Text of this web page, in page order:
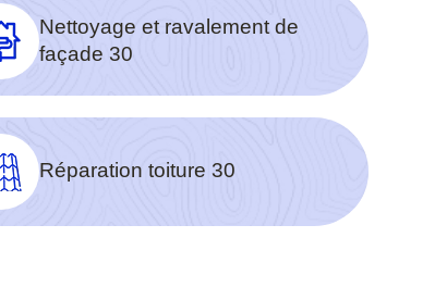
Nettoyage et ravalement de
façade 30
Réparation toiture 30